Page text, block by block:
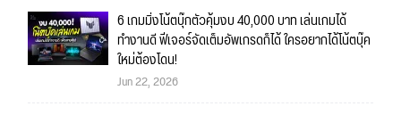
6 เกมมิ่งโน้ตบุ๊กตัวคุ้มงบ 40,000 บาท เล่นเกมได้
ทำงานดี ฟีเจอร์จัดเต็มอัพเกรดก็ได้ ใครอยากได้โน้ตบุ๊ค
ใหม่ต้องโดน!
Jun 22, 2026